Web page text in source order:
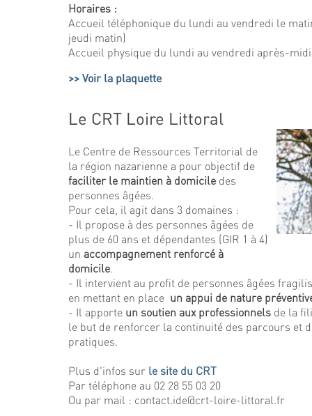
Horaires :
Accueil téléphonique du lundi au vendredi le
jeudi matin)
Accueil physique du lundi au vendredi après-midi
Voir la plaquette
Le CRT Loire Littoral
Le Centre de Ressources Territorial de
la région nazarienne a pour objectif de
faciliter le maintien à domicile des
personnes âgées.
Pour cela, il agit dans 3 domaines :
- Il propose à des personnes âgées de
plus de 60 ans et dépendantes (GIR 1 à 4)
un accompagnement renforcé à
domicile.
- Il intervient au profit de personnes âgées
en mettant en place un appui de nature
- Il apporte un soutien aux professionnels de la
le but de renforcer la continuité des parcours et
pratiques.
Plus d'infos sur le site du CRT
Par téléphone au 02 28 55 03 20
Ou par mail : contact.ide@crt-loire-littoral.fr